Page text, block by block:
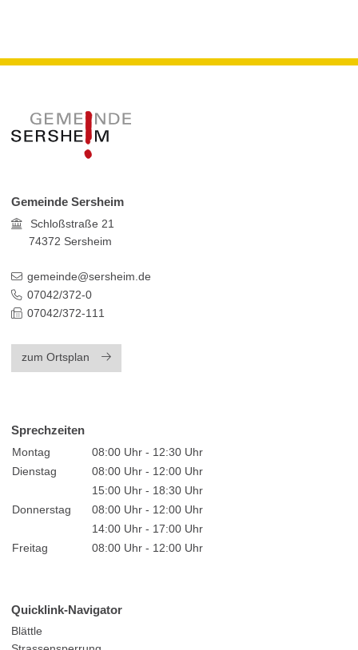
Gemeinde Sersheim
Schloßstraße 21
74372 Sersheim
gemeinde@sersheim.de
07042/372-0
07042/372-111
zum Ortsplan
Sprechzeiten
Montag
08:00 Uhr - 12:30 Uhr
Dienstag
08:00 Uhr - 12:00 Uhr
15:00 Uhr - 18:30 Uhr
Donnerstag
08:00 Uhr - 12:00 Uhr
14:00 Uhr - 17:00 Uhr
Freitag
08:00 Uhr - 12:00 Uhr
Quicklink-Navigator
Blättle